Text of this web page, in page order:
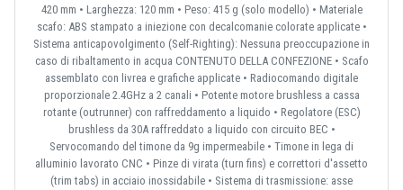
420 mm • Larghezza: 120 mm • Peso: 415 g (solo modello) • Materiale
scafo: ABS stampato a iniezione con decalcomanie colorate applicate •
Sistema anticapovolgimento (Self-Righting): Nessuna preoccupazione in
caso di ribaltamento in acqua CONTENUTO DELLA CONFEZIONE • Scafo
assemblato con livrea e grafiche applicate • Radiocomando digitale
proporzionale 2.4GHz a 2 canali • Potente motore brushless a cassa
rotante (outrunner) con raffreddamento a liquido • Regolatore (ESC)
brushless da 30A raffreddato a liquido con circuito BEC •
Servocomando del timone da 9g impermeabile • Timone in lega di
alluminio lavorato CNC • Pinze di virata (turn fins) e correttori d'assetto
(trim tabs) in acciaio inossidabile • Sistema di trasmissione: asse